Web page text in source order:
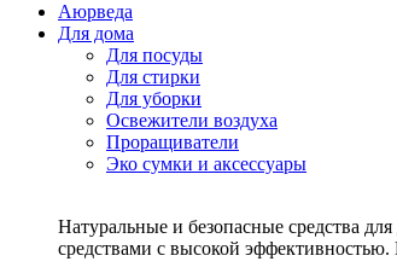
Аюрведа
Для дома
Для посуды
Для стирки
Для уборки
Освежители воздуха
Проращиватели
Эко сумки и аксессуары
Натуральные и безопасные средства
средствами с высокой